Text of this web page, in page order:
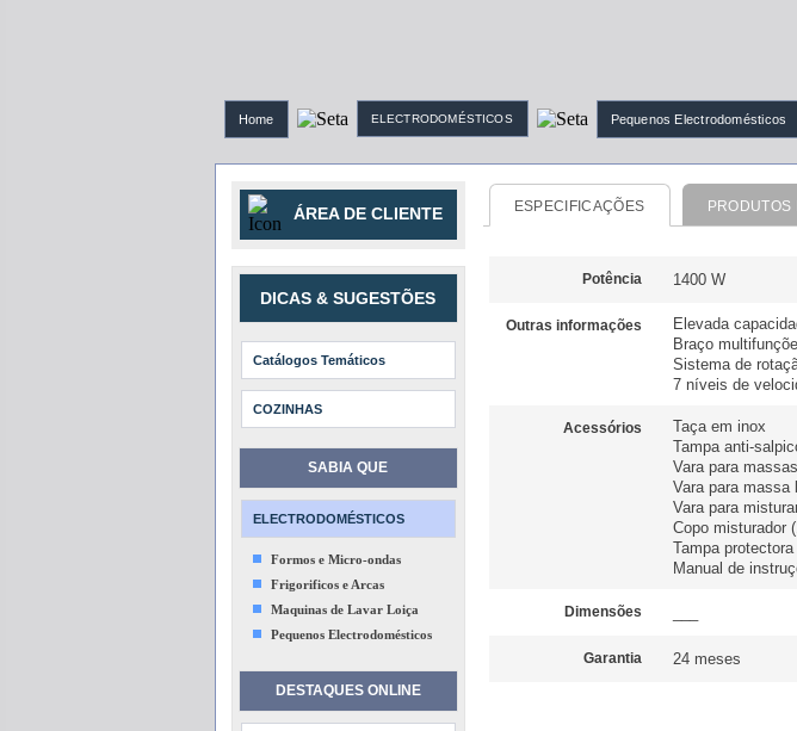
Home ELECTRODOMÉSTICOS Pequenos Electrodomésticos
ÁREA DE CLIENTE
DICAS & SUGESTÕES
Catálogos Temáticos
COZINHAS
SABIA QUE
ELECTRODOMÉSTICOS
Formos e Micro-ondas
Frigorificos e Arcas
Maquinas de Lavar Loiça
Pequenos Electrodomésticos
DESTAQUES ONLINE
ESPECIFICAÇÕES
Potência 1400 W
Outras informações
Elevada
Braço
Sistema de
7 níveis de
Acessórios
Taça em inox
Tampa anti-
Vara para
Vara para massa
Vara para
Copo misturador
Tampa
Manual de
Dimensões
Garantia 24 meses